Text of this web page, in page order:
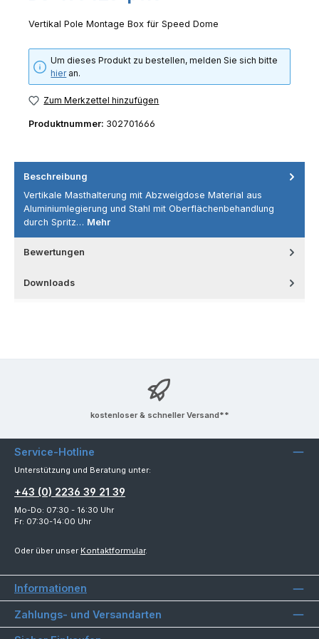
Vertikal Pole Montage Box für Speed Dome
Um dieses Produkt zu bestellen, melden Sie sich bitte
hieran.
Zum Merkzettel hinzufügen
Produktnummer: 302701666
Beschreibung
Vertikale Masthalterung mit Abzweigdose Material aus
Aluminiumlegierung und Stahl mit Oberflächenbehandlung
durch Spritz… Mehr
Bewertungen
Downloads
kostenloser & schneller Versand**
Service-Hotline
Unterstützung und Beratung unter:
+43 (0) 2236 39 21 39
Mo-Do: 07:30 - 16:30 Uhr
Fr: 07:30-14:00 Uhr
Oder über unser Kontaktformular.
Informationen
Zahlungs- und Versandarten